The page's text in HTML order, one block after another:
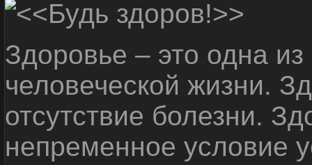
Здоровье – это одна
человеческой жизни.
отсутствие болезни.
непременное условие